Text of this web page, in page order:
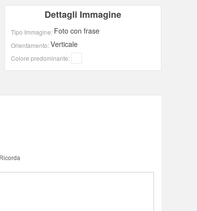
Dettagli Immagine
Tipo Immagine: Foto con frase
Orientamento:Verticale
Colore predominante:
Ricorda